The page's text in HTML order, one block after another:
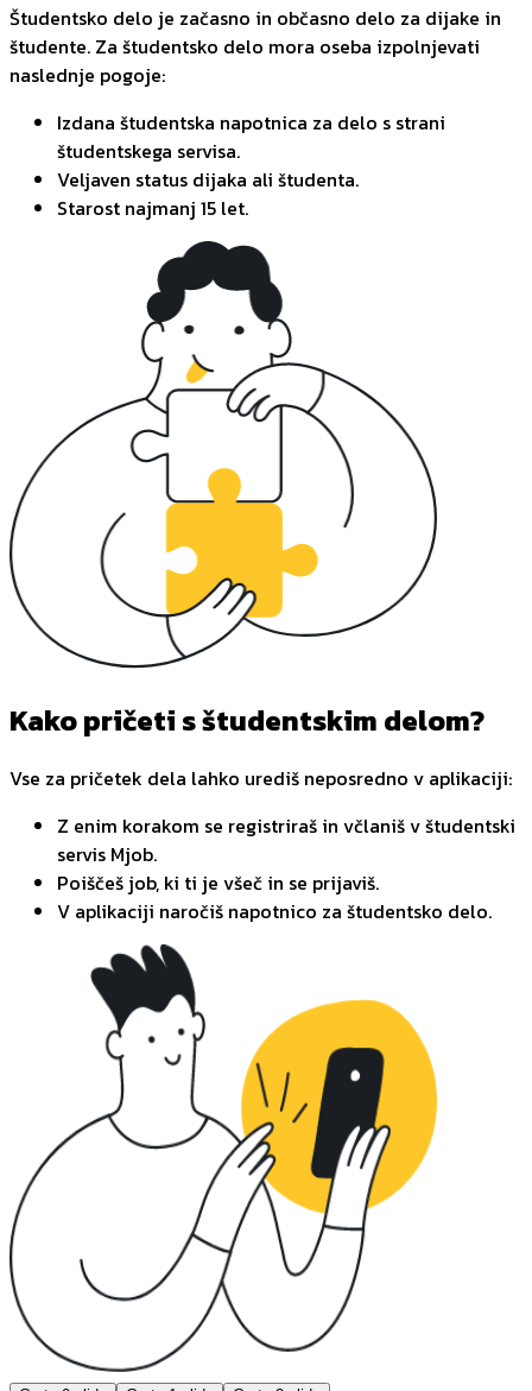
Študentsko delo je začasno in občasno delo za dijake in
študente. Za študentsko delo mora oseba izpolnjevati
naslednje pogoje:
Izdana študentska napotnica za delo s strani
študentskega servisa.
Veljaven status dijaka ali študenta.
Starost najmanj 15 let.
Kako pričeti s študentskim delom?
Vse za pričetek dela lahko urediš neposredno v aplikaciji:
Z enim korakom se registriraš in včlaniš v študentski
servis Mjob.
Poiščeš job, ki ti je všeč in se prijaviš.
V aplikaciji naročiš napotnico za študentsko delo.